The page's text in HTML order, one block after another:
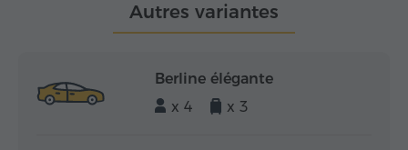
Autres variantes
Berline élégante
x 4
x 3